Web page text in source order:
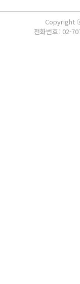
Copyright
전화번호: 02-